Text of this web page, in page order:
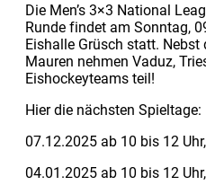
Die Men’s 3×3 National
Runde findet am Sonntag,
Eishalle Grüsch statt. Nebst
Mauren nehmen Vaduz,
Eishockeyteams teil!
Hier die nächsten Spieltage:
07.12.2025 ab 10 bis 12
04.01.2025 ab 10 bis 12